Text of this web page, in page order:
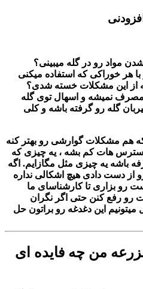
مواد رو در گله میبینی؟
هر خوراکی که استفاده میکنی
از این مشکلات خسته شدی؟
نمیشه و اسهال توی گله
گله رو گرفته باشه و کلی
هم مشکلات گوارشی رو بهتر کنه
استرس هات کم بشه ، یه چیزی که
باشه یه چیزی مثل مگازایم. اگه
از دست دادی هیچ اشکالی نداره
رو بزاری تا کارشناسای ما
رو رفع کنن حتی اگر نگران
این دغدغه رو براتون حل
من چه فایده ای